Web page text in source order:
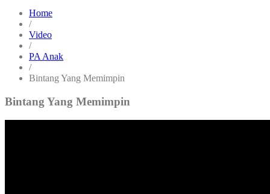
Home
/
Video
/
PA Anak
/
Bintang Yang Memimpin
Bintang Yang Memimpin